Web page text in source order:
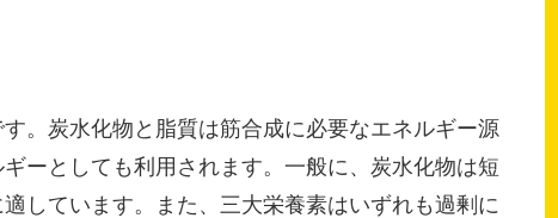
。炭水化物と脂質は筋合成に必要なエネルギー源
ーとしても利用されます。一般に、炭水化物は短
しています。また、三大栄養素はいずれも過剰に